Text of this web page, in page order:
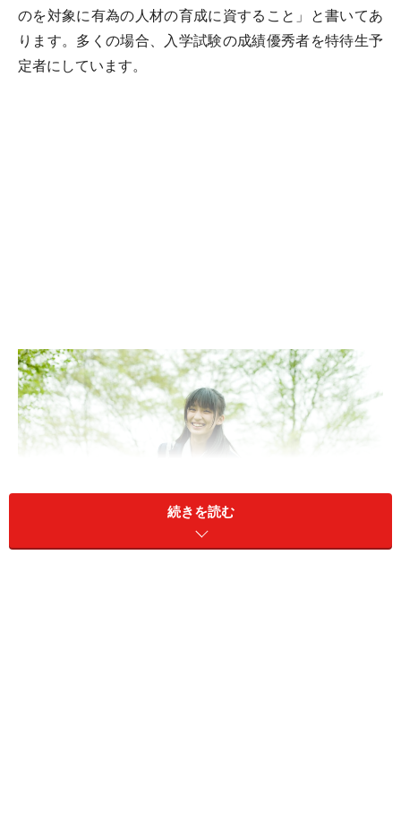
のを対象に有為の人材の育成に資すること」と書いてあ
ります。多くの場合、入学試験の成績優秀者を特待生予
定者にしています。
続きを読む